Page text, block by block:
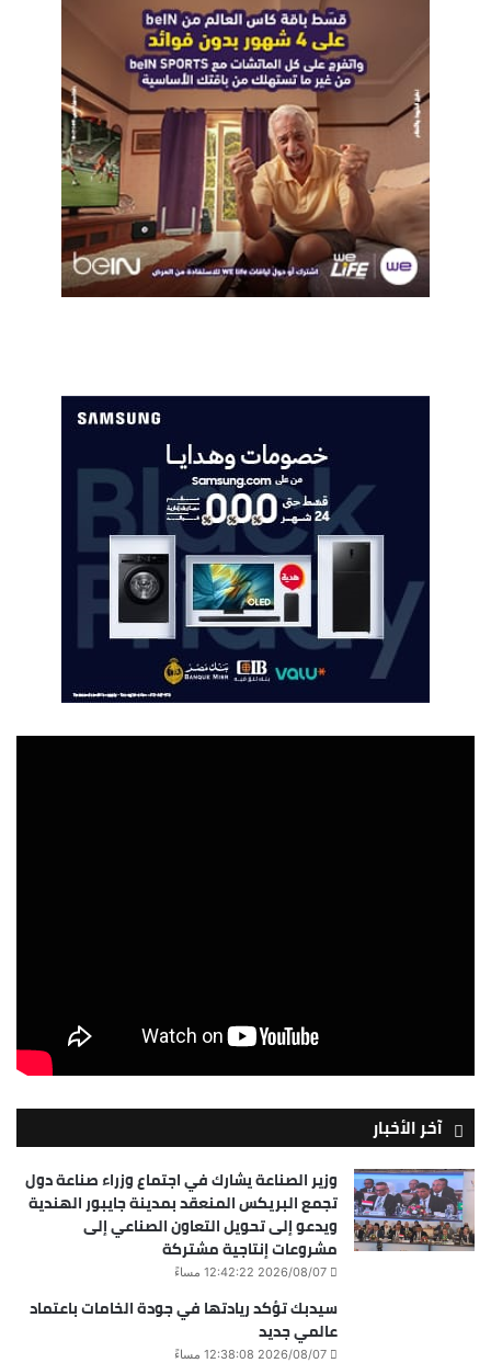
آخر الأخبار
وزير الصناعة يشارك في اجتماع وزراء صناعة دول
تجمع البريكس المنعقد بمدينة جايبور الهندية
ويدعو إلى تحويل التعاون الصناعي إلى
مشروعات إنتاجية مشتركة
2026/08/07 12:42:22 مساءً
سيدبك تؤكد ريادتها في جودة الخامات باعتماد
عالمي جديد
2026/08/07 12:38:08 مساءً